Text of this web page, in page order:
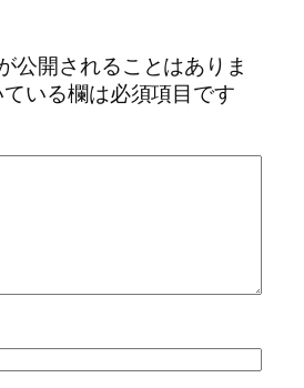
公開されることはありま
いる欄は必須項目です